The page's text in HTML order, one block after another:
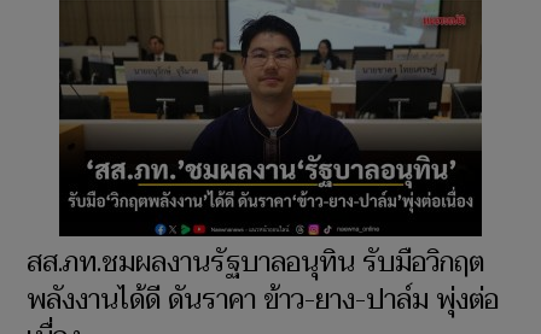
สส.ภท.ชมผลงานรัฐบาลอนุทิน รับมือวิกฤต
พลังงานได้ดี ดันราคา ข้าว-ยาง-ปาล์ม พุ่งต่อ